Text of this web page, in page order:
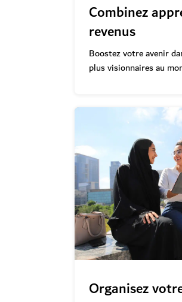
Combinez
revenus
Boostez votre avenir
plus visionnaires au
Organisez